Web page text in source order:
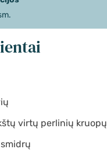
virtų perlinių kruopų